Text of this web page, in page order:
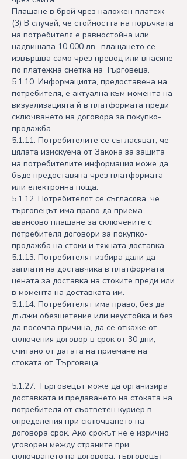
Плащане в брой чрез наложен платеж
(3) В случай, че стойността на поръчката
на потребителя е равностойна или
надвишава 10 000 лв., плащането се
извършва само чрез превод или внасяне
по платежна сметка на Търговеца.
5.1.10. Информацията, предоставена на
потребителя, е актуална към момента на
визуализацията й в платформата преди
сключването на договора за покупко-
продажба.
5.1.11. Потребителите се съгласяват, че
цялата изискуема от Закона за защита
на потребителите информация може да
бъде предоставяна чрез платформата
или електронна поща.
5.1.12. Потребителят се съгласява, че
търговецът има право да приема
авансово плащане за сключените с
потребителя договори за покупко-
продажба на стоки и тяхната доставка.
5.1.13. Потребителят избира дали да
заплати на доставчика в платформата
цената за доставка на стоките преди или
в момента на доставката им.
5.1.14. Потребителят има право, без да
дължи обезщетение или неустойка и без
да посочва причина, да се откаже от
сключения договор в срок от 30 дни,
считано от датата на приемане на
стоката от Търговеца.
5.1.27. Търговецът може да организира
доставката и предаването на стоката на
потребителя от съответен куриер в
определения при сключването на
договора срок. Ако срокът не е изрично
уговорен между страните при
сключването на договора, търговецът